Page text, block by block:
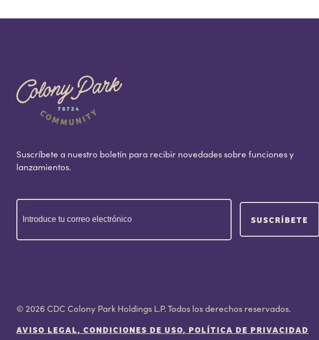
Suscríbete a nuestro boletín para recibir novedades sobre funciones y
lanzamientos.
Correo
electrónico(Obligatorio)
© 2026 CDC Colony Park Holdings L.P. Todos los derechos reservados.
AVISO LEGAL, CONDICIONES DE USO, POLÍTICA DE PRIVACIDAD